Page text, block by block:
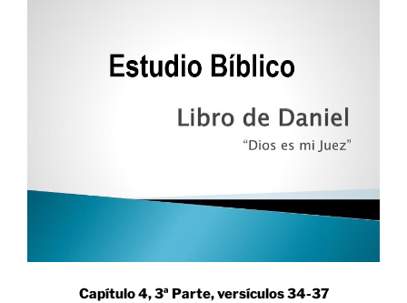
Capítulo 4, 3ª Parte, versículos 34-37